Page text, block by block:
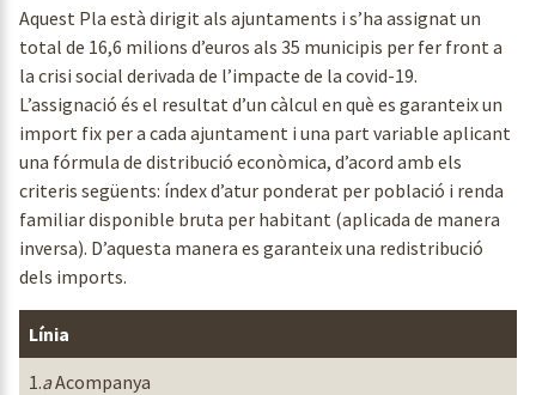
Aquest Pla està dirigit als ajuntaments i s’ha assignat un
total de 16,6 milions d’euros als 35 municipis per fer front a
la crisi social derivada de l’impacte de la covid-19.
L’assignació és el resultat d’un càlcul en què es garanteix un
import fix per a cada ajuntament i una part variable aplicant
una fórmula de distribució econòmica, d’acord amb els
criteris següents: índex d’atur ponderat per població i renda
familiar disponible bruta per habitant (aplicada de manera
inversa). D’aquesta manera es garanteix una redistribució
dels imports.
Línia
1.aAcompanya